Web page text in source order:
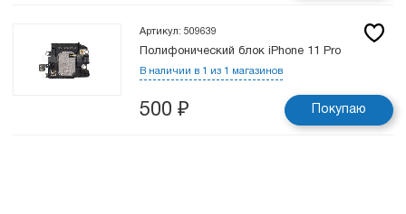
Артикул: 509639
Полифонический блок iPhone 11 Pro
В наличии в 1 из 1 магазинов
500 ₽ Покупаю